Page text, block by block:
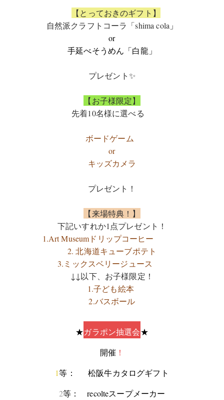
【とっておきのギフト】
自然派クラフトコーラ「shima cola 」
or
手延べそうめん「白龍」
プレゼント✨️
【お子様限定】
先着10名様に選べる
ボードゲーム
or
キッズカメラ
プレゼント！
【来場特典！】
下記いすれか1点プレゼント！
1.Art Museumドリップコーヒー
2. 北海道キューブポテト
3.ミックスベリージュース
↓↓以下、お子様限定！
1.子ども絵本
2.バスボール
★ガラポン抽選会★
開催 ！
1等： 松阪牛カタログギフト
2等： recolteスープメーカー